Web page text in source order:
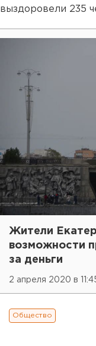
выздоровели 235
Жители
возможности
за деньги
2 апреля 2020 в
Общество